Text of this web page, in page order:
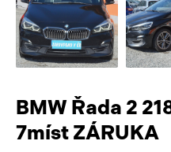
BMW Řada 2
7míst ZÁRUKA